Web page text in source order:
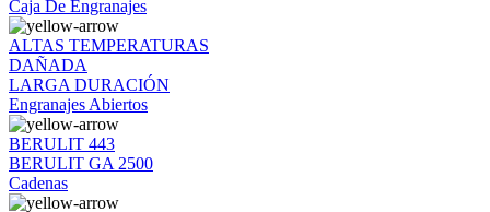
Caja De Engranajes
ALTAS TEMPERATURAS
DAÑADA
LARGA DURACIÓN
Engranajes Abiertos
BERULIT 443
BERULIT GA 2500
Cadenas